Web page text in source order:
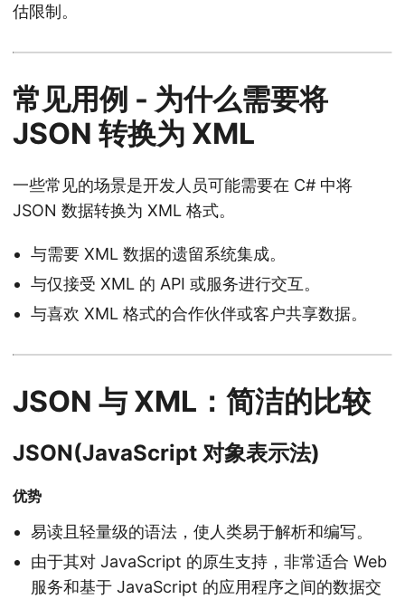
估限制。
常见用例 - 为什么需要将
JSON 转换为 XML
一些常见的场景是开发人员可能需要在 C# 中将
JSON 数据转换为 XML 格式。
与需要 XML 数据的遗留系统集成。
与仅接受 XML 的 API 或服务进行交互。
与喜欢 XML 格式的合作伙伴或客户共享数据。
JSON 与 XML：简洁的比较
JSON(JavaScript 对象表示法)
优势
易读且轻量级的语法，使人类易于解析和编写。
由于其对 JavaScript 的原生支持，非常适合 Web
服务和基于 JavaScript 的应用程序之间的数据交